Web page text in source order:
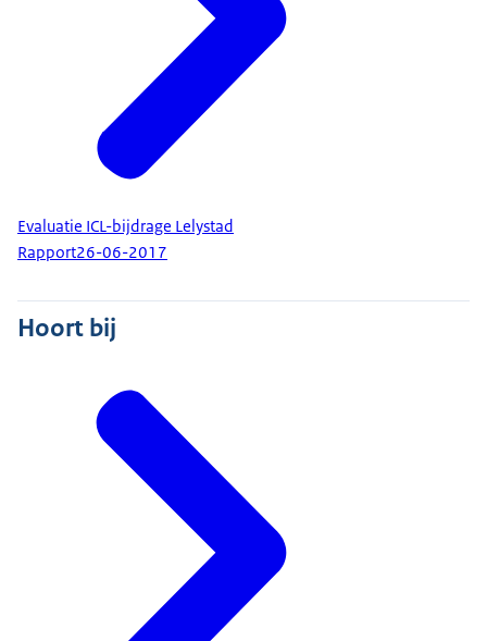
Evaluatie ICL-bijdrage Lelystad
Rapport26-06-2017
Hoort bij